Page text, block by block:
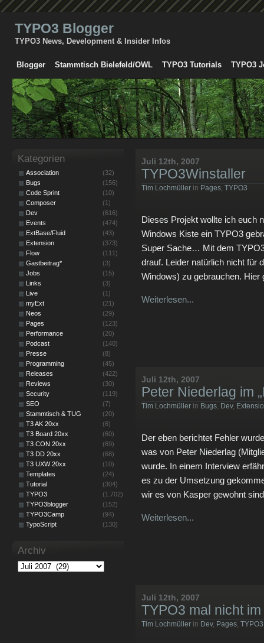
TYPO3 Blogger
TYPO3 News, Development & Insider Infos
Blogger Stammtisch Bielefeld/OWL TYPO3 Tutorials TYPO3
Juli 12th, 2007
TYPO3Winstaller
Tim Lochmüller in Pages, TYPO3
Dieses Projekt wollte ich euch
Windows Kiste ein TYPO3
Super Sache… Mit dem
drauf. Leider natürlich nicht für
Windows) zu gebrauchen. Hier
Weiterlesen...
Juli 12th, 2007
Peter Niederlag im
Tim Lochmüller in Bugs, Dev,
Der eben berichtet Fehler
was von Peter Niederlag
wurde. In einem Interview
es zu der Umsetzung
wir es von Kasper gewohnt
Weiterlesen...
Juli 12th, 2007
TYPO3 mal nicht im
Tim Lochmüller in Dev, Pages, TYPO3
Kategorien
Association
(32)
Bugs
(156)
Code Sprint
(10)
Composer
(1)
Dev
(616)
Events
(474)
ExtBase/Fluid
(43)
Extension
(373)
Flow
(111)
Gastbeitrag*
(3)
Jobs
(15)
Links
(3)
Live
(1)
myExt
(21)
Neos
(29)
Pages
(123)
Performance
(20)
Podcast
(140)
Presse
(8)
Programming
(45)
Releases
(422)
Reviews
(30)
Security
(119)
SEO
(7)
Stammtisch & TUG
(20)
T3 AK 20xx
(6)
T3 Board 20xx
(60)
T3 CON 20xx
(69)
T3 DD 20xx
(68)
T3 UXW 20xx
(10)
Templates
(24)
Tutorial
(304)
TYPO3
(1.702)
TYPO3blogger
(152)
TYPO3Camp
(94)
TypoScript
(130)
Archiv